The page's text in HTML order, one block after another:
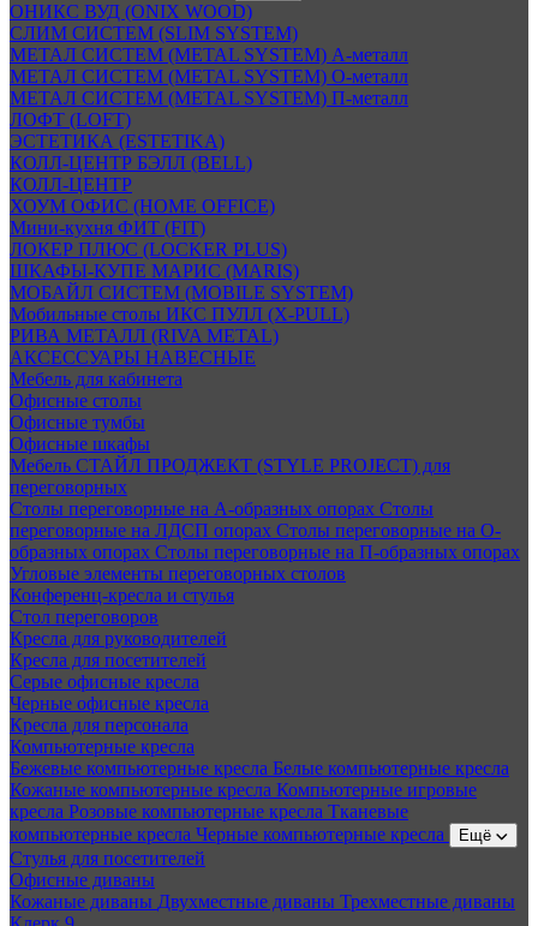
ОНИКС ВУД (ONIX WOOD)
СЛИМ СИСТЕМ (SLIM SYSTEM)
МЕТАЛ СИСТЕМ (METAL SYSTEM) А-металл
МЕТАЛ СИСТЕМ (METAL SYSTEM) О-металл
МЕТАЛ СИСТЕМ (METAL SYSTEM) П-металл
ЛОФТ (LOFT)
ЭСТЕТИКА (ESTETIKA)
КОЛЛ-ЦЕНТР БЭЛЛ (BELL)
КОЛЛ-ЦЕНТР
ХОУМ ОФИС (HOME OFFICE)
Мини-кухня ФИТ (FIT)
ЛОКЕР ПЛЮС (LOCKER PLUS)
ШКАФЫ-КУПЕ МАРИС (MARIS)
МОБАЙЛ СИСТЕМ (MOBILE SYSTEM)
Мобильные столы ИКС ПУЛЛ (X-PULL)
РИВА МЕТАЛЛ (RIVA METAL)
АКСЕССУАРЫ НАВЕСНЫЕ
Мебель для кабинета
Офисные столы
Офисные тумбы
Офисные шкафы
Мебель СТАЙЛ ПРОДЖЕКТ (STYLE PROJECT) для
переговорных
Столы переговорные на А-образных опорах Столы
переговорные на ЛДСП опорах Столы переговорные на О-
образных опорах Столы переговорные на П-образных опорах
Угловые элементы переговорных столов
Конференц-кресла и стулья
Стол переговоров
Кресла для руководителей
Кресла для посетителей
Серые офисные кресла
Черные офисные кресла
Кресла для персонала
Компьютерные кресла
Бежевые компьютерные кресла Белые компьютерные кресла
Кожаные компьютерные кресла Компьютерные игровые
кресла Розовые компьютерные кресла Тканевые
компьютерные кресла Черные компьютерные кресла Ещё
Стулья для посетителей
Офисные диваны
Кожаные диваны Двухместные диваны Трехместные диваны